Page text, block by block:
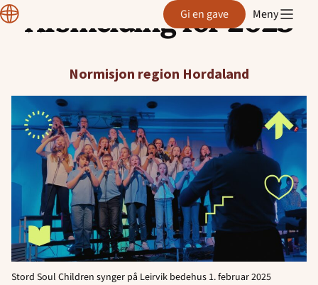
Hopp
Normisjon
Hordaland
Gi en gave Meny
Årsmelding for 2025
Normisjon region Hordaland
Stord Soul Children synger på Leirvik bedehus 1. februar 2025